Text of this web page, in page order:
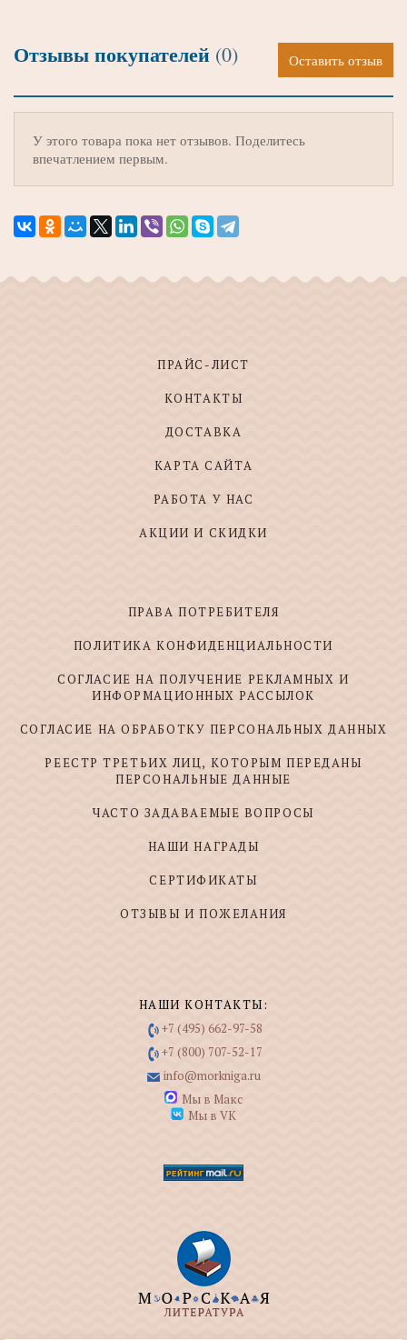
Отзывы покупателей (0) Оставить отзыв
У этого товара пока нет отзывов. Поделитесь
впечатлением первым.
ПРАЙС-ЛИСТ
КОНТАКТЫ
ДОСТАВКА
КАРТА САЙТА
РАБОТА У НАС
АКЦИИ И СКИДКИ
ПРАВА ПОТРЕБИТЕЛЯ
ПОЛИТИКА КОНФИДЕНЦИАЛЬНОСТИ
СОГЛАСИЕ НА ПОЛУЧЕНИЕ РЕКЛАМНЫХ И
ИНФОРМАЦИОННЫХ РАССЫЛОК
СОГЛАСИЕ НА ОБРАБОТКУ ПЕРСОНАЛЬНЫХ ДАННЫХ
РЕЕСТР ТРЕТЬИХ ЛИЦ, КОТОРЫМ ПЕРЕДАНЫ
ПЕРСОНАЛЬНЫЕ ДАННЫЕ
ЧАСТО ЗАДАВАЕМЫЕ ВОПРОСЫ
НАШИ НАГРАДЫ
СЕРТИФИКАТЫ
ОТЗЫВЫ И ПОЖЕЛАНИЯ
НАШИ КОНТАКТЫ:
+7 (495) 662-97-58
+7 (800) 707-52-17
info@morkniga.ru
Мы в Макс
Мы в VK